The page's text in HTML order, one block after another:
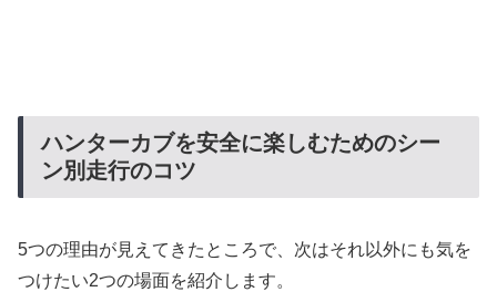
ハンターカブを安全に楽しむためのシー
ン別走行のコツ
5つの理由が見えてきたところで、次はそれ以外にも気を
つけたい2つの場面を紹介します。